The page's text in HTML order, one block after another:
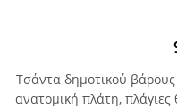
Τσάντα δημοτικού
ανατομική πλάτη,